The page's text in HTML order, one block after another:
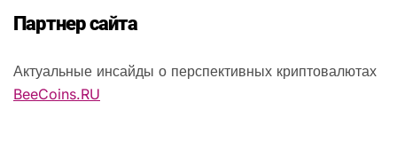
Партнер сайта
Актуальные инсайды о перспективных криптовалютах
BeeCoins.RU